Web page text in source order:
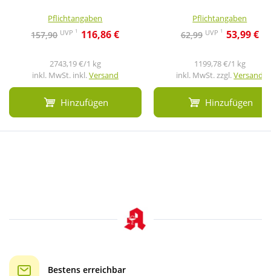
Pflichtangaben
157,90 UVP 1 116,86 €
2743,19 €/1 kg
inkl. MwSt. inkl.Versand
Hinzufügen
Pflichtangaben
62,99 UVP 1 53,99 €
1199,78 €/1 kg
inkl. MwSt. zzgl.Versand
Hinzufügen
Bestens erreichbar